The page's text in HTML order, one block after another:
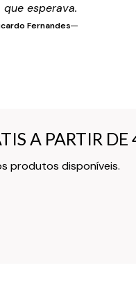
que esperava.
Fernandes
A PARTIR DE
produtos disponíveis.
A PARTIR DE
do Cartão de Informação